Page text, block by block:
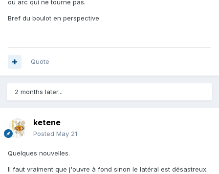
ou arc qui ne tourne pas.
Bref du boulot en perspective.
Quote
2 months later...
ketene
Posted May 21
Quelques nouvelles.
Il faut vraiment que j'ouvre à fond sinon le latéral est désastreux.